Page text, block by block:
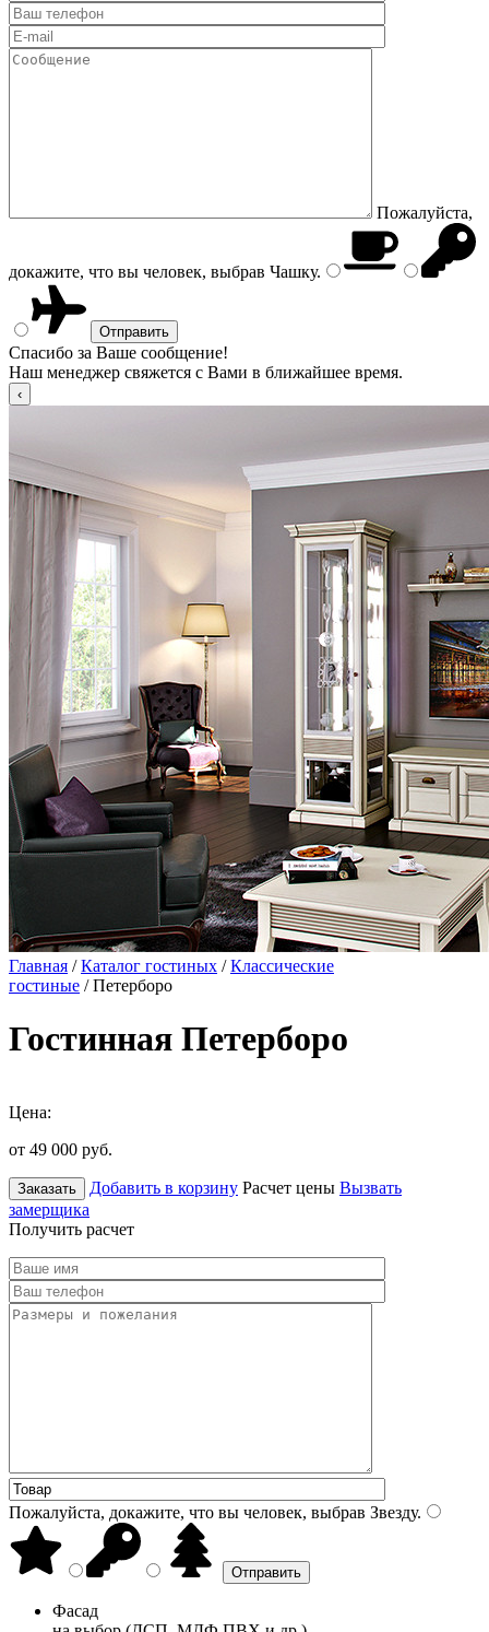
Пожалуйста,
докажите, что вы человек, выбрав Чашку.
Спасибо за Ваше сообщение!
Наш менеджер свяжется с Вами в ближайшее время.
Главная /Каталог гостиных /Классические
гостиные / Петерборо
Гостинная Петерборо
Цена:
от 49 000 руб.
Заказать Добавить в корзину Расчет цены Вызвать
замерщика
Получить расчет
Пожалуйста, докажите, что вы человек, выбрав Звезду.
Фасад